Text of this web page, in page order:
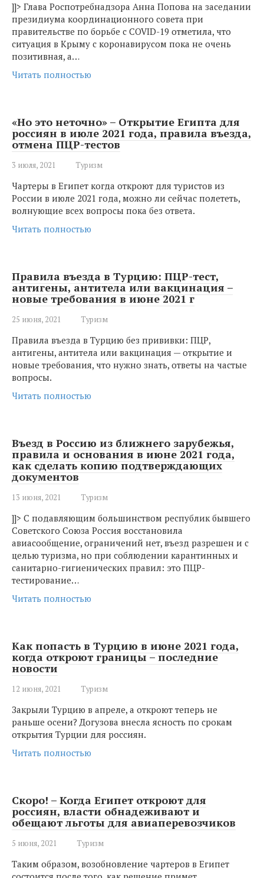
]]> Глава Роспотребнадзора Анна Попова на заседании
президиума координационного совета при
правительстве по борьбе с COVID-19 отметила, что
ситуация в Крыму с коронавирусом пока не очень
позитивная, а…
Читать полностью
«Но это неточно» – Открытие Египта для
россиян в июле 2021 года, правила въезда,
отмена ПЦР-тестов
3 июля, 2021 Туризм
Чартеры в Египет когда откроют для туристов из
России в июле 2021 года, можно ли сейчас полететь,
волнующие всех вопросы пока без ответа.
Читать полностью
Правила въезда в Турцию: ПЦР-тест,
антигены, антитела или вакцинация –
новые требования в июне 2021 г
25 июня, 2021 Туризм
Правила въезда в Турцию без прививки: ПЦР,
антигены, антитела или вакцинация — открытие и
новые требования, что нужно знать, ответы на частые
вопросы.
Читать полностью
Въезд в Россию из ближнего зарубежья,
правила и основания в июне 2021 года,
как сделать копию подтверждающих
документов
13 июня, 2021 Туризм
]]> С подавляющим большинством республик бывшего
Советского Союза Россия восстановила
авиасообщение, ограничений нет, въезд разрешен и с
целью туризма, но при соблюдении карантинных и
санитарно-гигиенических правил: это ПЦР-
тестирование…
Читать полностью
Как попасть в Турцию в июне 2021 года,
когда откроют границы – последние
новости
12 июня, 2021 Туризм
Закрыли Турцию в апреле, а откроют теперь не
раньше осени? Догузова внесла ясность по срокам
открытия Турции для россиян.
Читать полностью
Скоро! – Когда Египет откроют для
россиян, власти обнадеживают и
обещают льготы для авиаперевозчиков
5 июня, 2021 Туризм
Таким образом, возобновление чартеров в Египет